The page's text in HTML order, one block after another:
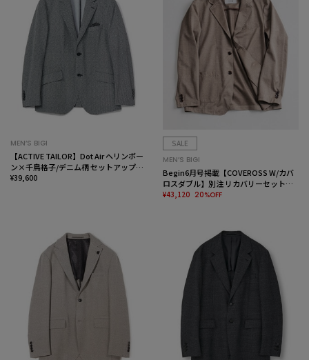
MEN’S BIGI
【ACTIVE TAILOR】Dot Air ヘリンボー
ン×千鳥格子/デニム柄 セットアップジ
ャケット＜通気性/吸水速乾/ストレッチ
¥39,600
SALE
MEN’S BIGI
Begin6月号掲載【COVEROSS W/カバ
ロスダブル】別注 リカバリーセットア
ップジャケット＜リラックス効果/スト
¥43,120 20%OFF